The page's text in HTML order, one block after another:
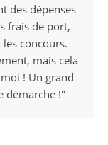
des dépenses
frais de port,
concours.
mais cela
! Un grand
démarche !"